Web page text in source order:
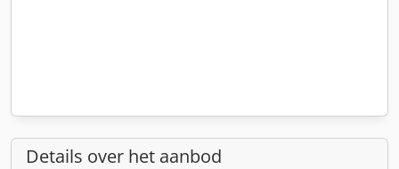
Details over het aanbod